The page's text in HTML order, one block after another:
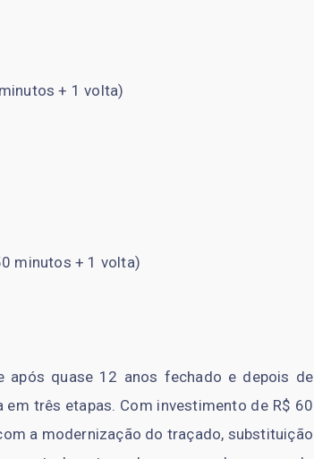
+ 1 volta)
minutos + 1 volta)
após quase 12 anos fechado e depois de
três etapas. Com investimento de R$ 60
a modernização do traçado, substituição